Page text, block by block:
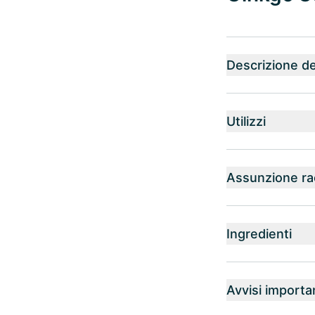
Descrizione
Utilizzi
Assunzione
Ingredienti
Avvisi